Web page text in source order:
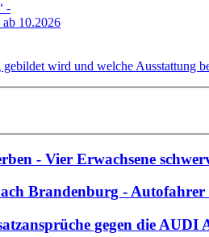
-
10.2026
wird und welche Ausstattung
- Vier Erwachsene
Brandenburg -
gegen die